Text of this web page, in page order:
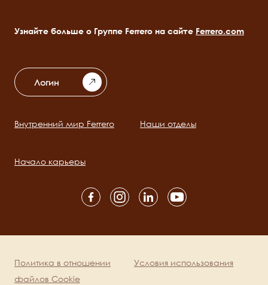
Узнайте больше о Группе Ferrero на сайте Ferrero.com
Логин
Main
Внутренний мир Ferrero Наши отделы
Начало карьеры
mobile
Legal
Политика в отношении
файлов Cookie
Условия использования